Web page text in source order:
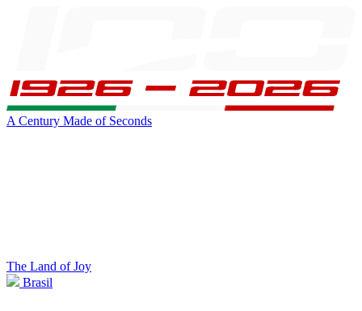
A Century Made of Seconds
The Land of Joy
Brasil